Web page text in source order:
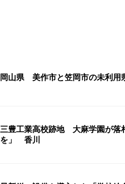
岡山県 美作市と笠岡市の未利
三豊工業高校跡地 大麻学園が落
を」 香川